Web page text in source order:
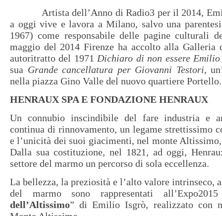
Artista dell’Anno di Radio3 per il 2014,
a oggi vive e lavora a Milano, salvo una
1967) come responsabile delle pagine culturali
maggio del 2014 Firenze ha accolto alla
autoritratto del 1971 Dichiaro di non essere
sua Grande cancellatura per Giovanni Testori,
nella piazza Gino Valle del nuovo quartiere Portello.
HENRAUX SPA E FONDAZIONE HENRAUX
Un connubio inscindibile del fare industria e
continua di rinnovamento, un legame strettissimo
e l’unicità dei suoi giacimenti, nel monte
Dalla sua costituzione, nel 1821, ad oggi,
settore del marmo un percorso di sola eccellenza.
La bellezza, la preziosità e l’alto valore intrinseco,
del marmo sono rappresentati
dell’Altissimo” di Emilio Isgrò, realizzato con